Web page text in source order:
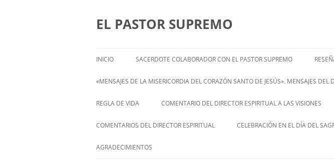
EL PASTOR SUPREMO
INICIO SACERDOTE COLABORADOR CON EL PASTOR SUPREMO
«MENSAJES DE LA MISERICORDIA DEL CORAZÓN SANTO DE JESÚS». MENSAJES DEL
ENGLISH
FRANÇAIS
ITALIANI
REGLA DE VIDA COMENTARIO DEL DIRECTOR ESPIRITUAL A LAS VISIONES
COMENTARIOS DEL DIRECTOR ESPIRITUAL
STATEMENT FROM THE SPIRITUAL
CELEBRACIÓN EN EL DÍA DEL
AGRADECIMIENTOS